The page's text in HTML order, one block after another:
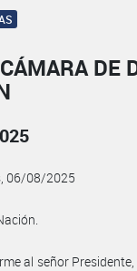
DE
06/08/2025
al señor